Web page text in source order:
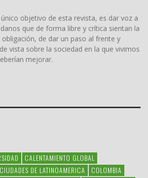
objetivo de esta revista, es dar voz a
que de forma libre y crítica sientan la
obligación, de dar un paso al frente y
vista sobre la sociedad en la que vivimos
mejorar.
CALENTAMIENTO GLOBAL
CIUDADES DE LATINOAMERICA
COLOMBIA